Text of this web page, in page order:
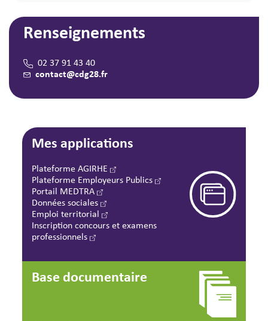
Renseignements
02 37 91 43 40
contact@cdg28.fr
Mes applications
Plateforme AGIRHE
Plateforme Employeurs Publics
Portail MEDTRA
Données sociales
Emploi territorial
Inscription concours et examens
professionnels
Base documentaire